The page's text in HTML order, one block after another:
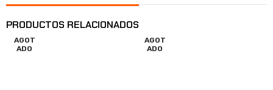
PRODUCTOS RELACIONADOS
AGOT
ADO
AGOT
ADO